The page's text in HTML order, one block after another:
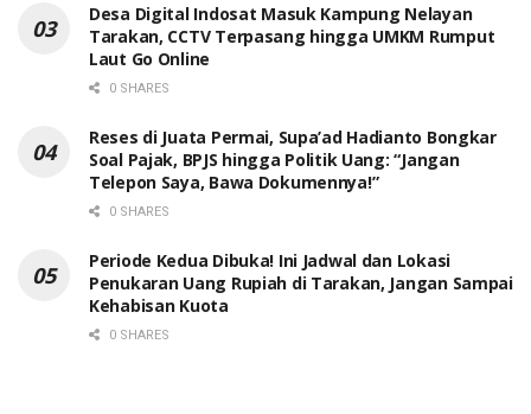
Desa Digital Indosat Masuk Kampung Nelayan
Tarakan, CCTV Terpasang hingga UMKM Rumput
Laut Go Online
0 SHARES
Reses di Juata Permai, Supa’ad Hadianto Bongkar
Soal Pajak, BPJS hingga Politik Uang: “Jangan
Telepon Saya, Bawa Dokumennya!”
0 SHARES
Periode Kedua Dibuka! Ini Jadwal dan Lokasi
Penukaran Uang Rupiah di Tarakan, Jangan Sampai
Kehabisan Kuota
0 SHARES